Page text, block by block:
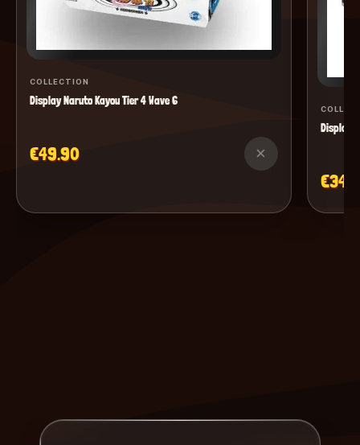
COLLECTION
Display Naruto Kayou Tier 4 Wave 6
€49.90 ×
Display